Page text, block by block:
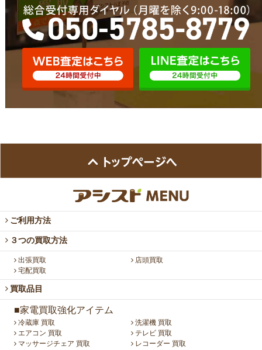
ご利用方法
３つの買取方法
出張買取
店頭買取
宅配買取
買取品目
■家電買取強化アイテム
冷蔵庫 買取
洗濯機 買取
エアコン 買取
テレビ 買取
マッサージチェア 買取
レコーダー 買取